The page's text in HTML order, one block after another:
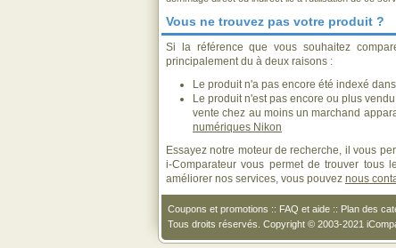
Vous ne trouvez pas votre produit ?
Si la référence que vous souhaitez
principalement du à deux raisons :
Le produit n'a pas encore été indexé
Le produit n'est pas encore ou plus
vente chez au moins un marchand
numériques Nikon
Essayez notre moteur de recherche, il vous
i-Comparateur vous permet de trouver tous
améliorer nos services, vous pouvez nous
Coupons et promotions :: FAQ et aide :: Plan des
Tous droits réservés. Copyright © 2003-2021